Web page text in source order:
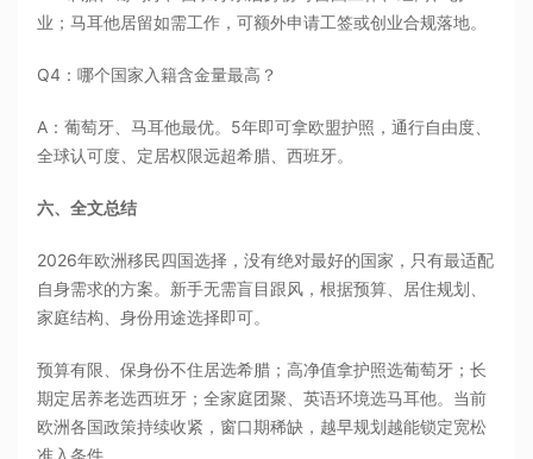
业；马耳他居留如需工作，可额外申请工签或创业合规落地。
Q4：哪个国家入籍含金量最高？
A：葡萄牙、马耳他最优。5年即可拿欧盟护照，通行自由度、
全球认可度、定居权限远超希腊、西班牙。
六、全文总结
2026年欧洲移民四国选择，没有绝对最好的国家，只有最适配
自身需求的方案。新手无需盲目跟风，根据预算、居住规划、
家庭结构、身份用途选择即可。
预算有限、保身份不住居选希腊；高净值拿护照选葡萄牙；长
期定居养老选西班牙；全家庭团聚、英语环境选马耳他。当前
欧洲各国政策持续收紧，窗口期稀缺，越早规划越能锁定宽松